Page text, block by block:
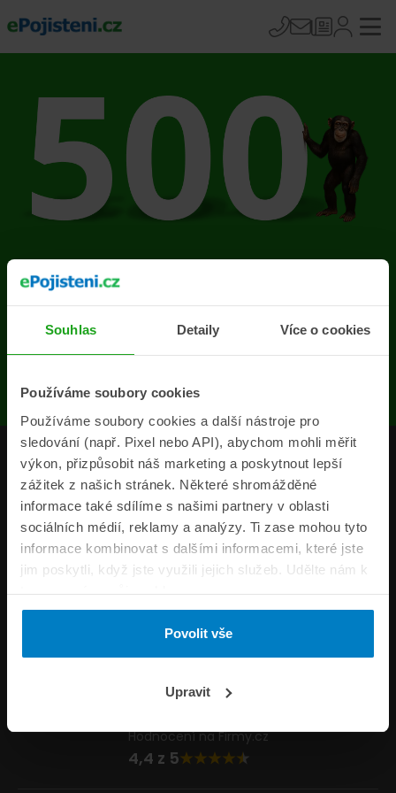
Souhlas Detaily Více o cookies
Používáme soubory cookies
Používáme soubory cookies a další nástroje pro
sledování (např. Pixel nebo API), abychom mohli měřit
výkon, přizpůsobit náš marketing a poskytnout lepší
zážitek z našich stránek. Některé shromážděné
informace také sdílíme s našimi partnery v oblasti
sociálních médií, reklamy a analýzy. Ti zase mohou tyto
informace kombinovat s dalšími informacemi, které jste
jim poskytli, když jste využili jejich služeb. Udělte nám k
tomu prosím svůj souhlas.
Povolit vše
Upravit
Na stránce se vyskytla
chyba
Produkty
Pojišťovny
Informace
ePojisteni.cz
Formuláře
Napište nám
Hodnocení na Firmy.cz
4,4 z 5